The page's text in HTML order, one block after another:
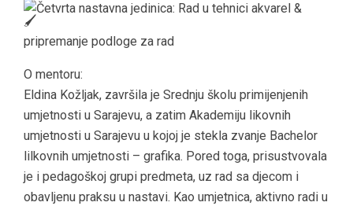
Četvrta nastavna jedinica: Rad u tehnici akvarel &
pripremanje podloge za rad
O mentoru:
Eldina Kožljak, završila je Srednju školu primijenjenih
umjetnosti u Sarajevu, a zatim Akademiju likovnih
umjetnosti u Sarajevu u kojoj je stekla zvanje Bachelor
lilkovnih umjetnosti – grafika. Pored toga, prisustvovala
je i pedagoškoj grupi predmeta, uz rad sa djecom i
obavljenu praksu u nastavi. Kao umjetnica, aktivno radi u